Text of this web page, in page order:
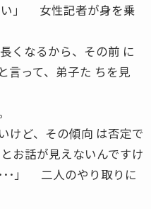
い」 女性記者が身を乗
くなるから、その前 に
言って、弟子た ちを見
けど、その傾向 は否定で
お話が見えないんですけ
･･」 二人のやり取りに